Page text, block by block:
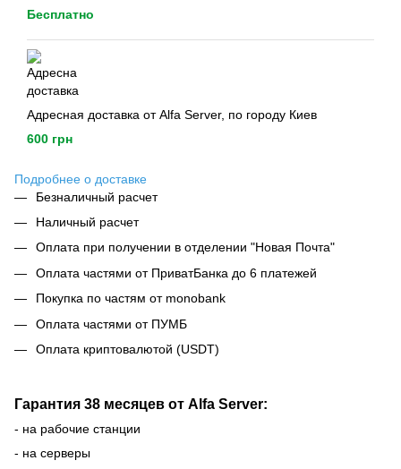
Бесплатно
Адресная доставка от Alfa Server, по городу Киев
600 грн
Подробнее о доставке
Безналичный расчет
Наличный расчет
Оплата при получении в отделении "Новая Почта"
Оплата частями от ПриватБанка до 6 платежей
Покупка по частям от monobank
Оплата частями от ПУМБ
Оплата криптовалютой (USDT)
Гарантия 38 месяцев от Alfa Server:
- на рабочие станции
- на серверы